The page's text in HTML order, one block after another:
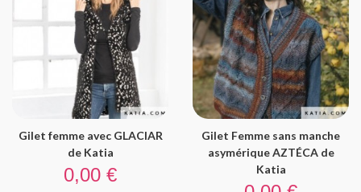
Gilet femme avec GLACIAR
de Katia
Prix
0,00 €
Gilet Femme sans manche
asymérique AZTÉCA de
Katia
Prix